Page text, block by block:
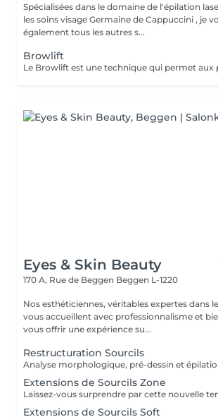
Spécialisées dans le domaine de l'épilation
les soins visage Germaine de Cappuccini , je
également tous les autres s...
Browlift
Eyes & Skin Beauty
170 A, Rue de Beggen Beggen L-1220
Nos esthéticiennes, véritables expertes dans
vous accueillent avec professionnalisme et
vous offrir une expérience su...
Restructuration Sourcils
Analyse morphologique, pré-dessin et
Extensions de Sourcils Zone
Extensions de Sourcils Soft